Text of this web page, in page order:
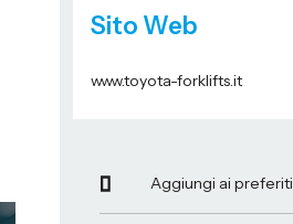
Sito Web
www.toyota-forklifts.it
Aggiungi ai preferiti